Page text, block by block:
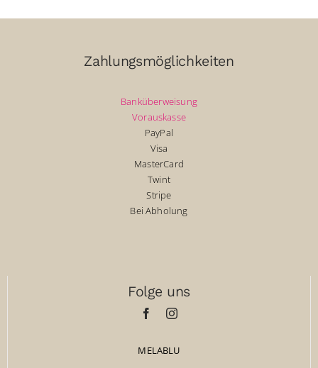
Zahlungsmöglichkeiten
Banküberweisung
Vorauskasse
PayPal
Visa
MasterCard
Twint
Stripe
Bei Abholung
Folge uns
MELABLU